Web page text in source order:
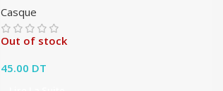
Casque
Out of stock
45.00 DT